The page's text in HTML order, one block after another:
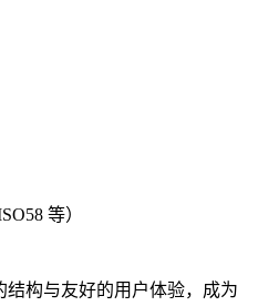
等）
结构与友好的用户体验，成为